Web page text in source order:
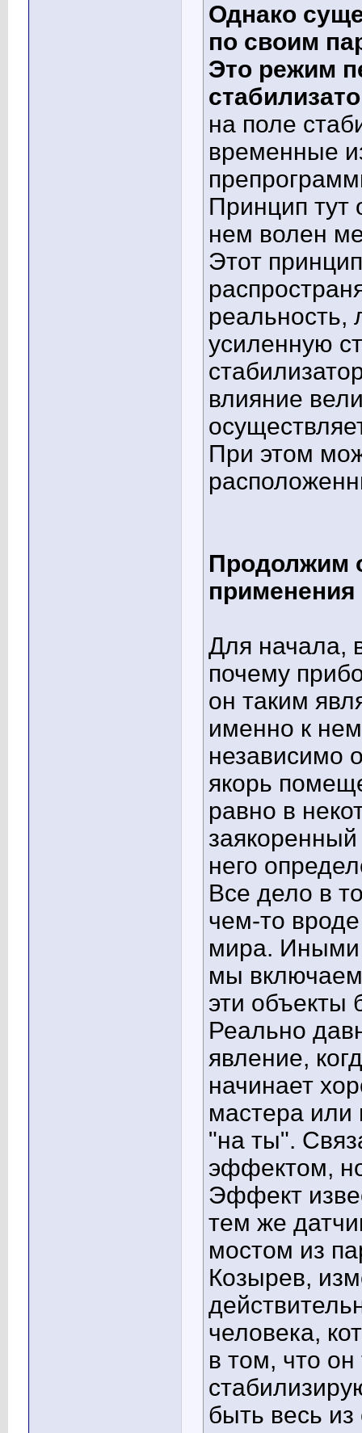
Однако
по своим
Это режим
на поле
временные
Принцип тут
нем волен
Этот
усиленную
влияние
При этом
Продолжим
применения
Для начала,
почему
он таким
именно к
независимо
якорь
равно в
заякоренный
него
Все дело в
чем-то
мира. Иными
мы
эти объекты
Реально
явление,
начинает
мастера или
"на ты".
эффектом,
Эффект
тем же
мостом из
Козырев,
человека,
в том, что
быть весь